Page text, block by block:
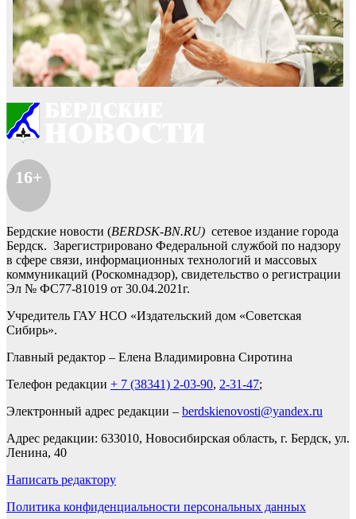
16+
Бердские новости (BERDSK-BN.RU) сетевое издание города
Бердск. Зарегистрировано Федеральной службой по надзору
в сфере связи, информационных технологий и массовых
коммуникаций (Роскомнадзор), свидетельство о регистрации
Эл № ФС77-81019 от 30.04.2021г.
Учредитель ГАУ НСО «Издательский дом «Советская
Сибирь».
Главный редактор – Елена Владимировна Сиротина
Телефон редакции + 7 (38341) 2-03-90, 2-31-47;
Электронный адрес редакции – berdskienovosti@yandex.ru
Адрес редакции: 633010, Новосибирская область, г. Бердск, ул.
Ленина, 40
Написать редактору
Политика конфиденциальности персональных данных